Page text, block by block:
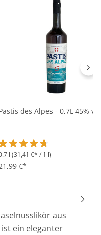
von 5 Sternen
des Alpes - 0,7L 45% vol
l (31,41 €* / 1 l)
€*
aus
ein eleganter